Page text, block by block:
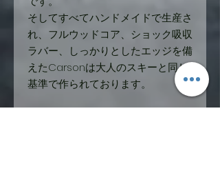
そしてすべてハンドメイドで生産さ
れ、フルウッドコア、ショック吸収
ラバー、しっかりとしたエッジを備
えたCarsonは大人のスキーと同じ
基準で作られております。